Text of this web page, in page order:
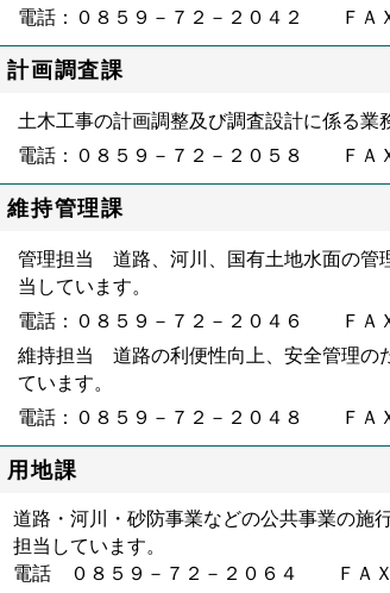
電話：０８５９－７２－２０４２ ＦＡ
計画調査課
土木工事の計画調整及び調査設計に係る業
電話：０８５９－７２－２０５８ ＦＡ
維持管理課
管理担当 道路、河川、国有土地水面の管
当しています。
電話：０８５９－７２－２０４６ ＦＡ
維持担当 道路の利便性向上、安全管理の
ています。
電話：０８５９－７２－２０４８ ＦＡ
用地課
道路・河川・砂防事業などの公共事業の施
担当しています。
電話 ０８５９－７２－２０６４ ＦＡ